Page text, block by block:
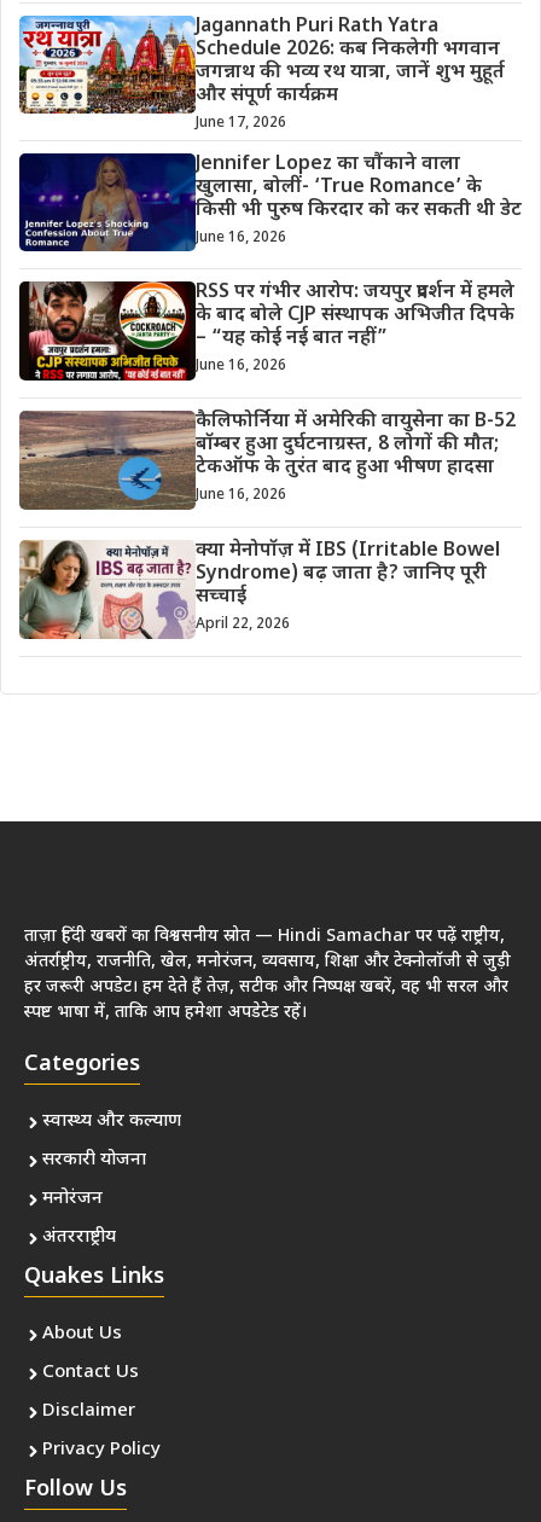
Jagannath Puri Rath Yatra
Schedule 2026: कब निकलेगी भगवान
जगन्नाथ की भव्य रथ यात्रा, जानें शुभ मुहूर्त
और संपूर्ण कार्यक्रम
June 17, 2026
Jennifer Lopez का चौंकाने वाला
खुलासा, बोलीं- ‘True Romance’ के
किसी भी पुरुष किरदार को कर सकती थी डेट
June 16, 2026
RSS पर गंभीर आरोप: जयपुर प्रदर्शन में हमले
के बाद बोले CJP संस्थापक अभिजीत दिपके
– “यह कोई नई बात नहीं”
June 16, 2026
कैलिफोर्निया में अमेरिकी वायुसेना का B-52
बॉम्बर हुआ दुर्घटनाग्रस्त, 8 लोगों की मौत;
टेकऑफ के तुरंत बाद हुआ भीषण हादसा
June 16, 2026
क्या मेनोपॉज़ में IBS (Irritable Bowel
Syndrome) बढ़ जाता है? जानिए पूरी
सच्चाई
April 22, 2026
ताज़ा हिंदी खबरों का विश्वसनीय स्रोत — Hindi Samachar पर पढ़ें राष्ट्रीय,
अंतर्राष्ट्रीय, राजनीति, खेल, मनोरंजन, व्यवसाय, शिक्षा और टेक्नोलॉजी से जुड़ी
हर जरूरी अपडेट। हम देते हैं तेज़, सटीक और निष्पक्ष खबरें, वह भी सरल और
स्पष्ट भाषा में, ताकि आप हमेशा अपडेटेड रहें।
Categories
स्वास्थ्य और कल्याण
सरकारी योजना
मनोरंजन
अंतरराष्ट्रीय
Quakes Links
About Us
Contact Us
Disclaimer
Privacy Policy
Follow Us